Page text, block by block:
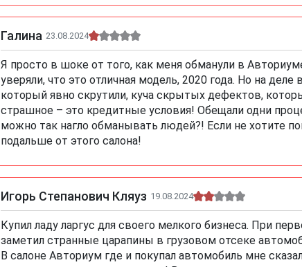
Галина 23.08.2024
Я просто в шоке от того, как меня обманули в
уверяли, что это отличная модель, 2020 года. Но на
который явно скрутили, куча скрытых дефектов,
страшное – это кредитные условия! Обещали одни
можно так нагло обманывать людей?! Если не хотите
подальше от этого салона!
Игорь Степанович Кляуз 19.08.2024
Купил ладу ларгус для своего мелкого бизнеса. При
заметил странные царапины в грузовом отсеке
В салоне Авториум где и покупал автомобиль мне